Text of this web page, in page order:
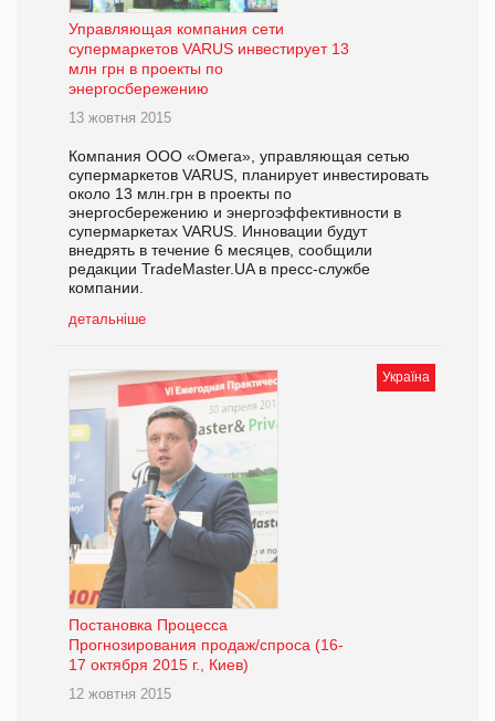
Управляющая компания сети
супермаркетов VARUS инвестирует 13
млн грн в проекты по
энергосбережению
13 жовтня 2015
Компания ООО «Омега», управляющая сетью
супермаркетов VARUS, планирует инвестировать
около 13 млн.грн в проекты по
энергосбережению и энергоэффективности в
супермаркетах VARUS. Инновации будут
внедрять в течение 6 месяцев, сообщили
редакции TradeMaster.UA в пресс-службе
компании.
детальніше
Україна
Постановка Процесса
Прогнозирования продаж/спроса (16-
17 октября 2015 г., Киев)
12 жовтня 2015